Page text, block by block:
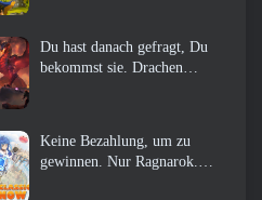
Du hast danach gefragt, Du
bekommst sie. Drachen
Keine Bezahlung, um zu
gewinnen. Nur Ragnarok.